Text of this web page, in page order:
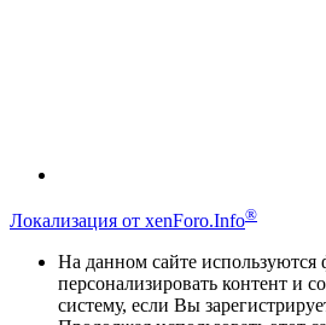
Локализация от xenForo.Info®
На данном сайте
персонализировать контент и
систему, если Вы